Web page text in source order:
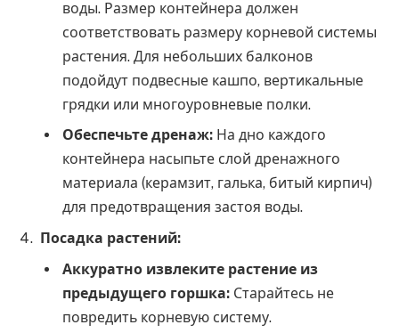
воды. Размер контейнера должен
соответствовать размеру корневой системы
растения. Для небольших балконов
подойдут подвесные кашпо, вертикальные
грядки или многоуровневые полки.
Обеспечьте дренаж: На дно каждого
контейнера насыпьте слой дренажного
материала (керамзит, галька, битый кирпич)
для предотвращения застоя воды.
Посадка растений:
Аккуратно извлеките растение из
предыдущего горшка: Старайтесь не
повредить корневую систему.